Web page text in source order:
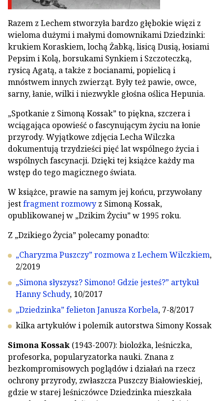
Razem z Lechem stworzyła bardzo głębokie więzi z
wieloma dużymi i małymi domownikami Dziedzinki:
krukiem Koraskiem, lochą Żabką, lisicą Dusią, łosiami
Pepsim i Kolą, borsukami Synkiem i Szczoteczką,
rysicą Agatą, a także z bocianami, popielicą i
mnóstwem innych zwierząt. Były też pawie, owce,
sarny, łanie, wilki i niezwykle głośna oślica Hepunia.
„Spotkanie z Simoną Kossak” to piękna, szczera i
wciągająca opowieść o fascynującym życiu na łonie
przyrody. Wyjątkowe zdjęcia Lecha Wilczka
dokumentują trzydzieści pięć lat wspólnego życia i
wspólnych fascynacji. Dzięki tej książce każdy ma
wstęp do tego magicznego świata.
W książce, prawie na samym jej końcu, przywołany
jestfragment rozmowy z Simoną Kossak,
opublikowanej w „Dzikim Życiu” w 1995 roku.
Z „Dzikiego Życia” polecamy ponadto:
„Charyzma Puszczy” rozmowa z Lechem Wilczkiem,
2/2019
„Simona słyszysz? Simono! Gdzie jesteś?” artykuł
Hanny Schudy, 10/2017
„Dziedzinka” felieton Janusza Korbela, 7-8/2017
kilka artykułów i polemik autorstwa Simony Kossak
Simona Kossak (1943-2007): biolożka, leśniczka,
profesorka, popularyzatorka nauki. Znana z
bezkompromisowych poglądów i działań na rzecz
ochrony przyrody, zwłaszcza Puszczy Białowieskiej,
gdzie w starej leśniczówce Dziedzinka mieszkała